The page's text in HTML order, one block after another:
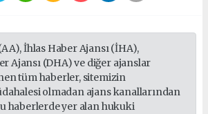
İhlas Haber Ajansı (İHA),
Ajansı (DHA) ve diğer ajanslar
tüm haberler, sitemizin
olmadan ajans kanallarından
haberlerde yer alan hukuki